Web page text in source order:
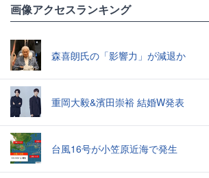
画像アクセスランキング
森喜朗氏の「影響力」が減退か
重岡大毅&濱田崇裕 結婚W発表
台風16号が小笠原近海で発生